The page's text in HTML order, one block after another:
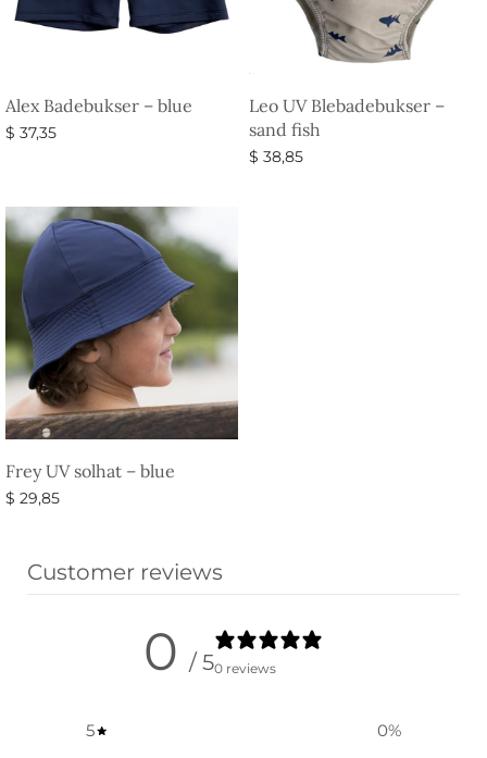
Alex Badebukser – blue
$ 37,35
Leo UV Blebadebukser –
sand fish
$ 38,85
Frey UV solhat – blue
$ 29,85
Customer reviews
0 / 50 reviews
5 0%